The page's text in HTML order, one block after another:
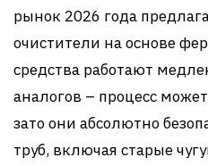
рынок 2026 года
очистители на основе
средства работают
аналогов – процесс
зато они абсолютно
труб, включая старые